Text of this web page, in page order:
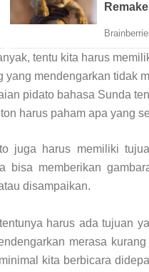
tentu kita harus
mendengarkan tidak
pidato bahasa Sunda
harus paham apa yang
juga harus memiliki
bisa memberikan
disampaikan.
harus ada tujuan
merasa
kita berbicara